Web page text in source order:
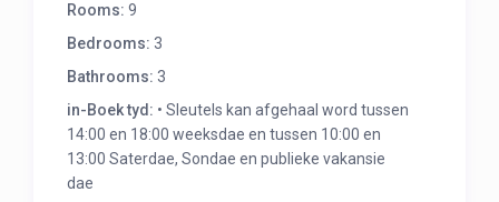
Rooms: 9
Bedrooms: 3
Bathrooms: 3
in-Boek tyd: • Sleutels kan afgehaal word tussen
14:00 en 18:00 weeksdae en tussen 10:00 en
13:00 Saterdae, Sondae en publieke vakansie
dae